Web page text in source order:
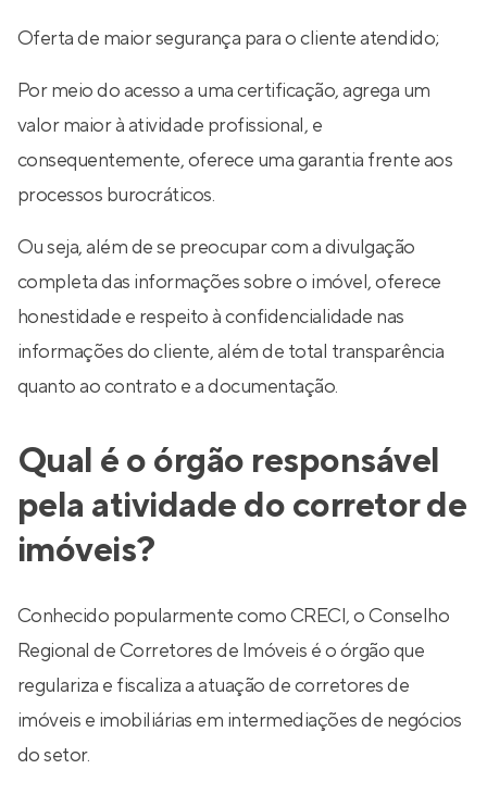
Oferta de maior segurança para o cliente atendido;
Por meio do acesso a uma certificação, agrega um
valor maior à atividade profissional, e
consequentemente, oferece uma garantia frente aos
processos burocráticos.
Ou seja, além de se preocupar com a divulgação
completa das informações sobre o imóvel, oferece
honestidade e respeito à confidencialidade nas
informações do cliente, além de total transparência
quanto ao contrato e a documentação.
Qual é o órgão responsável
pela atividade do corretor de
imóveis?
Conhecido popularmente como CRECI, o Conselho
Regional de Corretores de Imóveis é o órgão que
regulariza e fiscaliza a atuação de corretores de
imóveis e imobiliárias em intermediações de negócios
do setor.